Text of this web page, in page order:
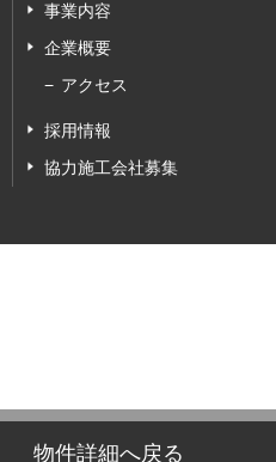
物件詳細へ戻る
事業内容
企業概要
アクセス
採用情報
協力施工会社募集